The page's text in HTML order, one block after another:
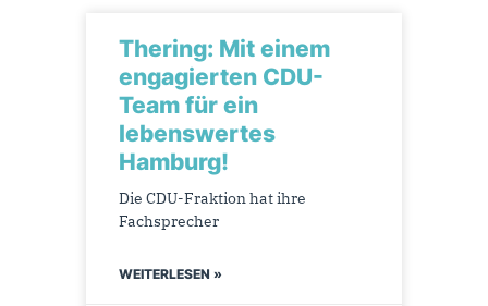
Thering: Mit einem
engagierten CDU-
Team für ein
lebenswertes
Hamburg!
Die CDU-Fraktion hat ihre
Fachsprecher
WEITERLESEN »